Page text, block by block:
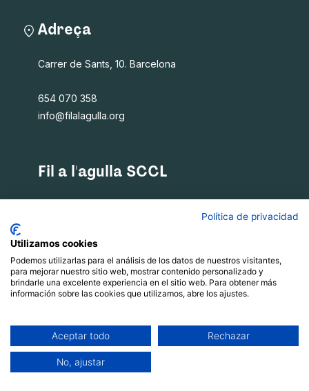
Adreça
Carrer de Sants, 10. Barcelona
654 070 358
info@filalagulla.org
Fil a l'agulla SCCL
Blog
Recursos
Contacte
Política de privacitat
Avís Legal
|Política de cookies
Política de privacidad
Utilizamos cookies
Podemos utilizarlas para el análisis de los datos de nuestros visitantes,
para mejorar nuestro sitio web, mostrar contenido personalizado y
brindarle una excelente experiencia en el sitio web. Para obtener más
información sobre las cookies que utilizamos, abre los ajustes.
Aceptar todo Rechazar
No, ajustar